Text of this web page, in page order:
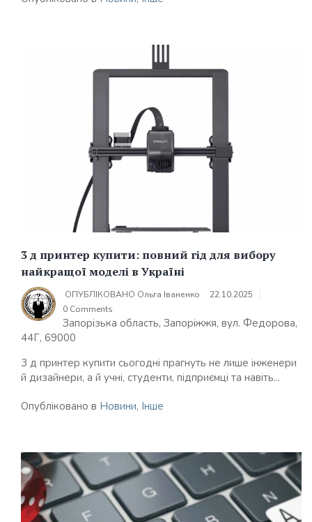
3 д принтер купити: повний гід для вибору
найкращої моделі в Україні
ОПУБЛІКОВАНО Ольга Іваненко
22.10.2025
0 Comments
Запорізька область, Запоріжжя, вул. Федорова,
44Г, 69000
3 д принтер купити сьогодні прагнуть не лише інженери
й дизайнери, а й учні, студенти, підприємці та навіть...
Опубліковано в Новини, Інше